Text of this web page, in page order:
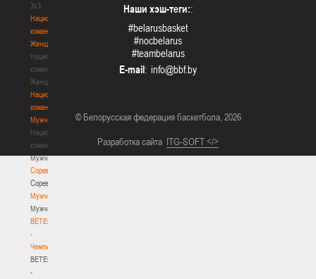
3х3
Национальная
команда.
Женщины
Национальная
команда.
Женщины
Национальная
команда.
Мужчины
Национальная
команда.
Мужчины
Соревнования
Соревнования
Мужчины
Мужчины
BETERA
-
Чемпионат
BETERA
-
Наши хэш-теги::
#belarusbasket
#nocbelarus
#teambelarus
E-mail:
© Белорусская федерация баскетбола, 2026
Разработка сайта ITG-SOFT </>